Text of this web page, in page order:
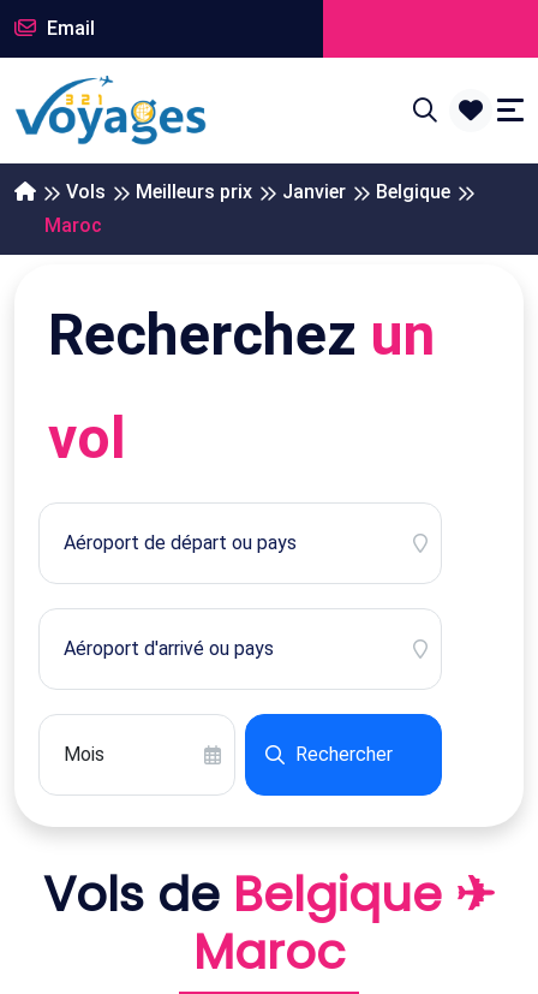
Email
Vols Meilleurs prix Janvier
Belgique
Maroc
Recherchez un
vol
Rechercher
Vols de Belgique ✈
Maroc